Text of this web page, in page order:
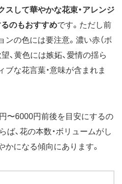
スして華やかな花束・アレンジ
のもおすすめです。ただし前
ンの色には要注意。濃い赤（ボ
、黄色には嫉妬、愛情の揺ら
ブな花言葉・意味が含まれま
〜6000円前後を目安にするの
ば、花の本数・ボリュームがし
かになる傾向にあります。